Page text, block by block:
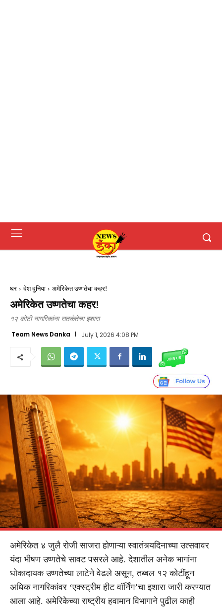
घर देश दुनिया अमेरिकेत उष्णतेचा कहर!
अमेरिकेत उष्णतेचा कहर!
१२ कोटी नागरिकांना सतर्कतेचा इशारा
Team News Danka July 1, 2026 4:08 PM
अमेरिकेत ४ जुलै रोजी साजरा होणाऱ्या स्वातंत्र्यदिनाच्या उत्सवावर
यंदा भीषण उष्णतेचे सावट पसरले आहे. देशातील अनेक भागांना
धोकादायक उष्णतेच्या लाटेने वेढले असून, तब्बल १२ कोटींहून
अधिक नागरिकांवर ‘एक्स्ट्रीम हीट वॉर्निंग’चा इशारा जारी करण्यात
आला आहे. अमेरिकेच्या राष्ट्रीय हवामान विभागाने पुढील काही